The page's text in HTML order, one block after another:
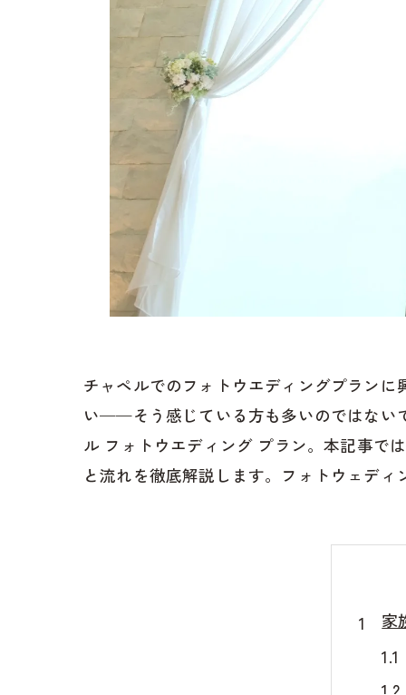
チャペルでのフォトウエディングプラン
い——そう感じている方も多いのではない
ル フォトウエディング プラン。本記事で
と流れを徹底解説します。フォトウェデ
家